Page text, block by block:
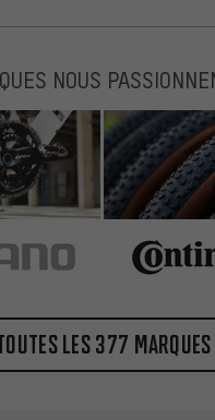
NOUS
les 377 marques